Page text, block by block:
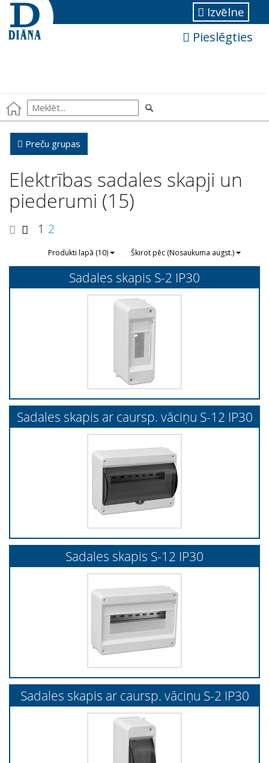
Izvēlne
Pieslēgties
Preču grupas
Elektrības sadales skapji un
piederumi (15)
1 2
Produkti lapā (10) Škirot pēc (Nosaukuma augst.)
Sadales skapis S-2 IP30
Sadales skapis ar caursp. vāciņu S-12 IP30
Sadales skapis S-12 IP30
Sadales skapis ar caursp. vāciņu S-2 IP30